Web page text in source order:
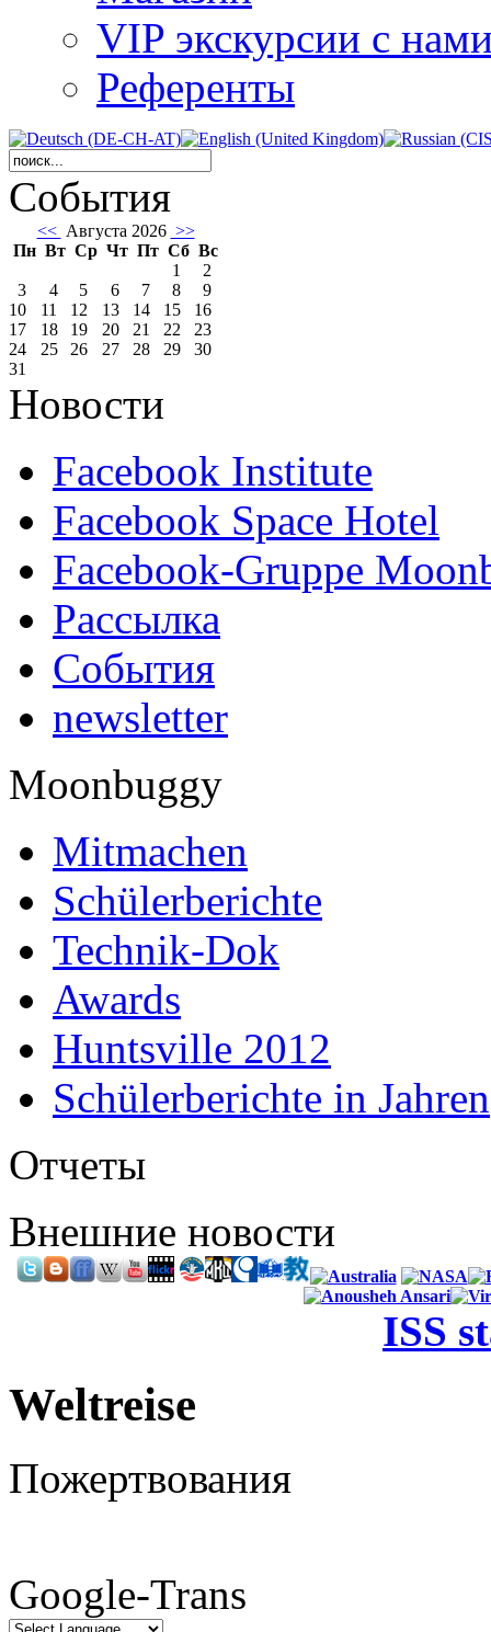
VIP экскурсии с
Референты
События
<< Августа 2026 >>
Пн Вт Ср Чт Пт Сб Вс
1
2
3
4 5 6 7 8
9
10
11 12 13 14 15
16
17
18 19 20 21 22
23
24
25 26 27 28 29
30
31
Новости
Facebook Institute
Facebook Space Hotel
Facebook-Gruppe
Рассылка
События
newsletter
Moonbuggy
Mitmachen
Schülerberichte
Technik-Dok
Awards
Huntsville 2012
Schülerberichte in Jahren
Отчеты
Внешние новости
ISS
Weltreise
Пожертвования
Google-Trans